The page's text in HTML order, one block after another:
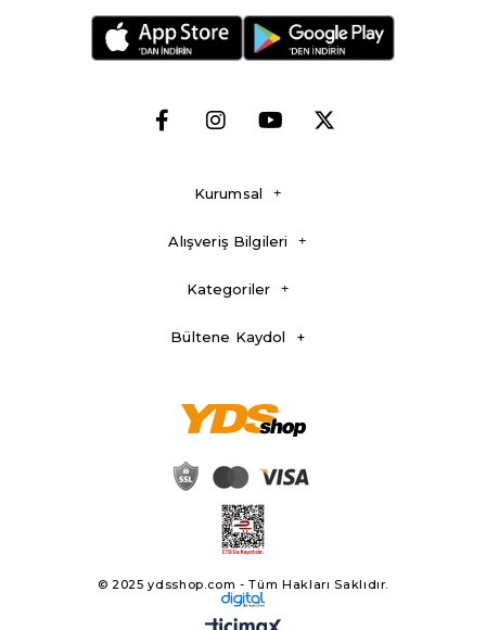
Kurumsal
Alışveriş Bilgileri
Kategoriler
Bültene Kaydol
© 2025 ydsshop.com - Tüm Hakları Saklıdır.